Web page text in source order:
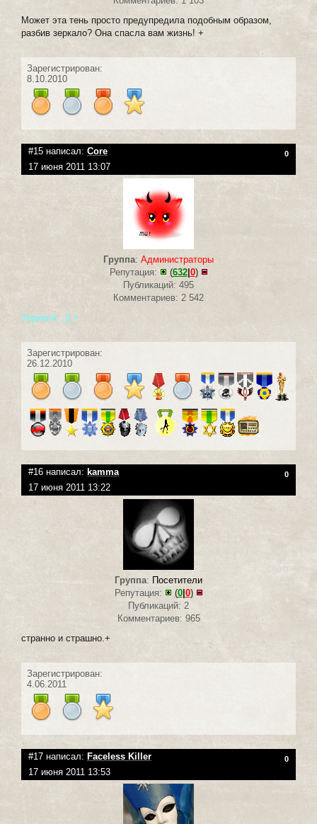
Может эта тень просто предупредила подобным образом,
разбив зеркало? Она спасла вам жизнь! +
Зарегистрирован:
8.10.2010
#15 написал: Core 0
17 июня 2011 13:07
Группа: Администраторы
Репутация:
(632| 0)
Публикаций: 495
Комментариев: 2 542
Зеркала...)) +
Зарегистрирован:
26.12.2010
#16 написал: kamma 0
17 июня 2011 13:22
Группа: Посетители
Репутация:
(0| 0)
Публикаций: 2
Комментариев: 965
странно и страшно.+
Зарегистрирован:
4.06.2011
#17 написал: Faceless Killer 0
17 июня 2011 13:53